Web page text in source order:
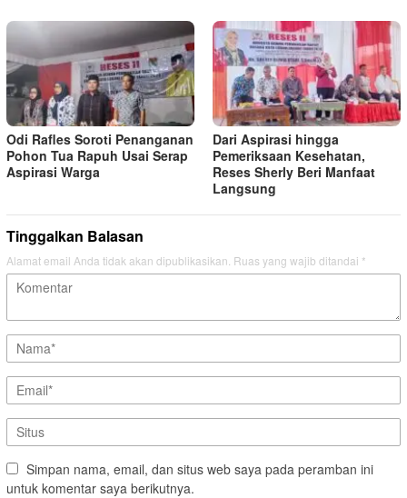
Odi Rafles Soroti Penanganan
Pohon Tua Rapuh Usai Serap
Aspirasi Warga
Dari Aspirasi hingga
Pemeriksaan Kesehatan,
Reses Sherly Beri Manfaat
Langsung
Tinggalkan Balasan
Alamat email Anda tidak akan dipublikasikan. Ruas yang wajib ditandai *
Simpan nama, email, dan situs web saya pada peramban ini
untuk komentar saya berikutnya.